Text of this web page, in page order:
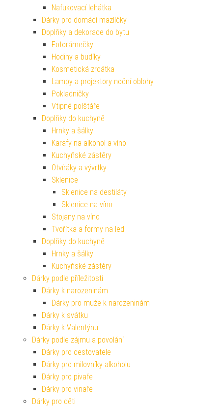
Nafukovací lehátka
Dárky pro domácí mazlíčky
Doplňky a dekorace do bytu
Fotorámečky
Hodiny a budíky
Kosmetická zrcátka
Lampy a projektory noční oblohy
Pokladničky
Vtipné polštáře
Doplňky do kuchyně
Hrnky a šálky
Karafy na alkohol a víno
Kuchyňské zástěry
Otvíráky a vývrtky
Sklenice
Sklenice na destiláty
Sklenice na víno
Stojany na víno
Tvořítka a formy na led
Doplňky do kuchyně
Hrnky a šálky
Kuchyňské zástěry
Dárky podle příležitosti
Dárky k narozeninám
Dárky pro muže k narozeninám
Dárky k svátku
Dárky k Valentýnu
Dárky podle zájmu a povolání
Dárky pro cestovatele
Dárky pro milovníky alkoholu
Dárky pro pivaře
Dárky pro vinaře
Dárky pro děti